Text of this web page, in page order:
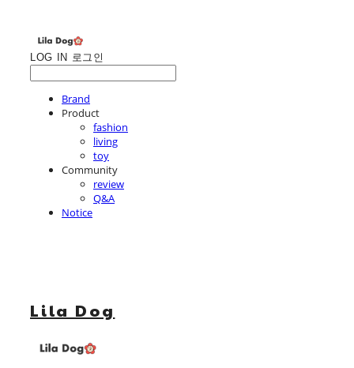
LOG IN 로그인
Brand
Product
fashion
living
toy
Community
review
Q&A
Notice
Lila Dog